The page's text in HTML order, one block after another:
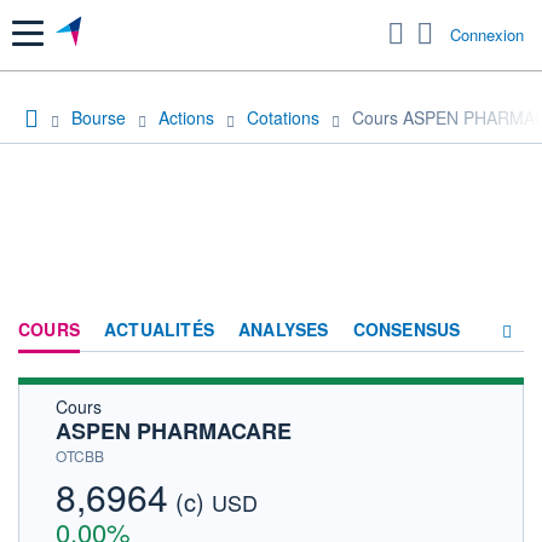
Menu Connexion
Bourse Actions Cotations Cours ASPEN
COURS ACTUALITÉS ANALYSES CONSENSUS
Cours
ASPEN PHARMACARE
OTCBB
8,6964 (c) USD
0,00%